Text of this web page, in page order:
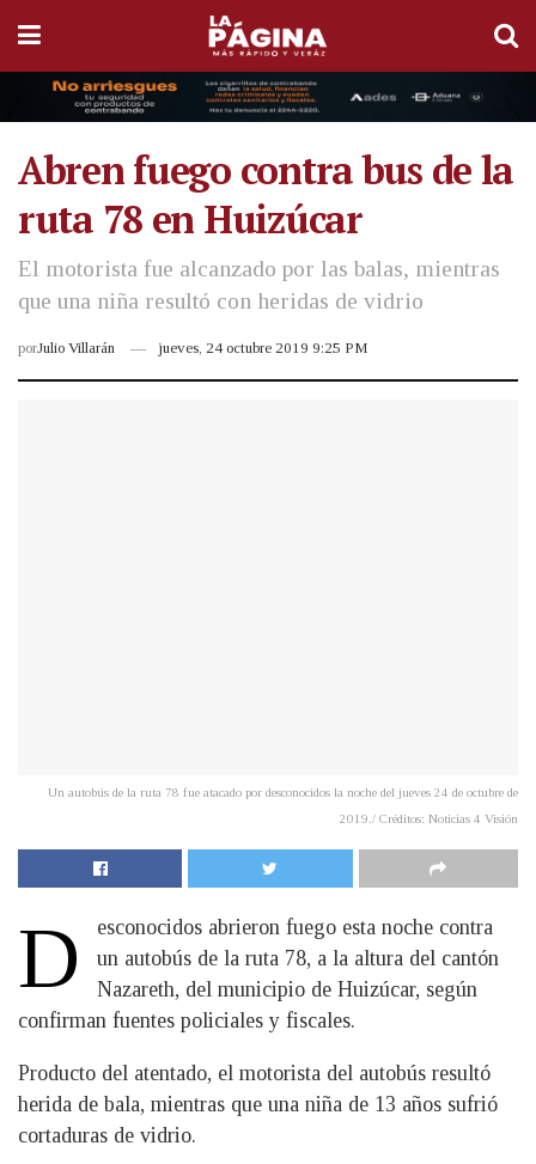
Abren fuego contra bus de la
ruta 78 en Huizúcar
El motorista fue alcanzado por las balas, mientras
que una niña resultó con heridas de vidrio
porJulio Villarán jueves, 24 octubre 2019 9:25 PM
Un autobús de la ruta 78 fue atacado por desconocidos la noche del jueves 24 de octubre de
2019./ Créditos: Noticias 4 Visión
D
esconocidos abrieron fuego esta noche contra
un autobús de la ruta 78, a la altura del cantón
Nazareth, del municipio de Huizúcar, según
confirman fuentes policiales y fiscales.
Producto del atentado, el motorista del autobús resultó
herida de bala, mientras que una niña de 13 años sufrió
cortaduras de vidrio.